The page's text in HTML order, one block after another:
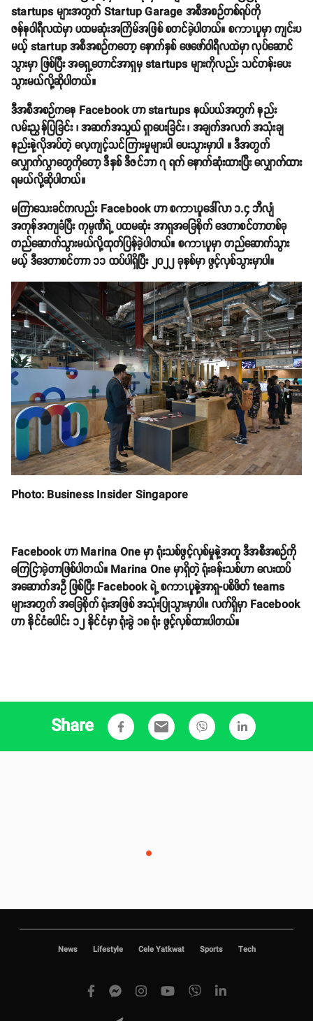
startups များအတွက် Startup Garage အစီအစဉ်တစ်ရပ်ကို
ဇန်နဝါရီလထဲမှာ ပထမဆုံးအကြိမ်အဖြစ် စတင်ခဲ့ပါတယ်။ စကာၤပူမှာ ကျင်းပ
မယ့် startup အစီအစဉ်ကတော့ နောက်နှစ် ဖေဖော်ဝါရီလထဲမှာ လုပ်ဆောင်
သွားမှာ ဖြစ်ပြီး အရှေ့တောင်အာရှမှ startups များကိုလည်း သင်တန်းပေး
သွားမယ်လို့ဆိုပါတယ်။
ဒီအစီအစဉ်ကနေ Facebook ဟာ startups နယ်ပယ်အတွက် နည်း
လမ်းညွှန်ပြခြင်း ၊ အဆက်အသွယ် ရှာပေးခြင်း ၊ အချက်အလက် အသုံးချ
နည်းနဲ့လိုအပ်တဲ့ လေ့ကျင့်သင်ကြားမှုများပါ ပေးသွားမှာပါ ။ ဒီအတွက်
လျှောက်လွှာတွေကိုတော့ ဒီနှစ် ဒီဇင်ဘာ ၇ ရက် နောက်ဆုံးထားပြီး လျှောက်ထား
ရမယ်လို့ဆိုပါတယ်။
မကြာသေးခင်ကလည်း Facebook ဟာ စကာၤပူဒေါ်လာ ၁.၄ ဘီလျံ
အကုန်အကျခံပြီး ကုမ္ပဏီရဲ့ ပထမဆုံး အာရှအခြေစိုက် ဒေတာစင်တာတစ်ခု
တည်ဆောက်သွားမယ်လို့ထုတ်ပြန်ခဲ့ပါတယ်။ စကာၤပူမှာ တည်ဆောက်သွား
မယ့် ဒီဒေတာစင်တာာ ၁၁ ထပ်ပါရှိပြီး ၂၀၂၂ ခုနှစ်မှာ ဖွင့်လှစ်သွားမှာပါ။
Photo: Business Insider Singapore
Facebook ဟာ Marina One မှာ ရုံးသစ်ဖွင့်လှစ်မှုနဲ့အတူ ဒီအစီအစဉ်ကို
ကြေငြာခဲ့တာဖြစ်ပါတယ်။ Marina One မှာရှိတဲ့ ရုံးခန်းသစ်ဟာ လေးထပ်
အဆောက်အဦ ဖြစ်ပြီး Facebook ရဲ့ စကာၤပူနဲ့အာရှ-ပစိဖိတ် teams
များအတွက် အခြေစိုက် ရုံးအဖြစ် အသုံးပြုသွားမှာပါ။ လက်ရှိမှာ Facebook
ဟာ နိုင်ငံပေါင်း ၁၂ နိုင်ငံမှာ ရုံးခွဲ ၁၈ ရုံး ဖွင့်လှစ်ထားပါတယ်။
Share email
News Lifestyle Cele Yatkwat Sports Tech